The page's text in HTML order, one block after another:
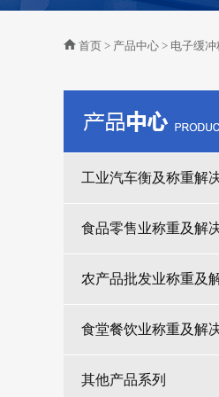
首页 > 产品中心 > 电子缓冲
其他产品系列